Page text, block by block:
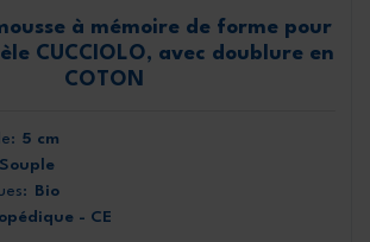
à mémoire de forme pour
CUCCIOLO, avec doublure en
COTON
5 cm
Bio
- CE